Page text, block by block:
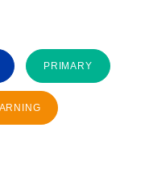
PRIMARY